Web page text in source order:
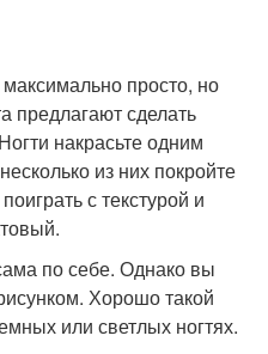
максимально просто, но
предлагают сделать
накрасьте одним
из них покройте
с текстурой и
по себе. Однако вы
Хорошо такой
или светлых ногтях.